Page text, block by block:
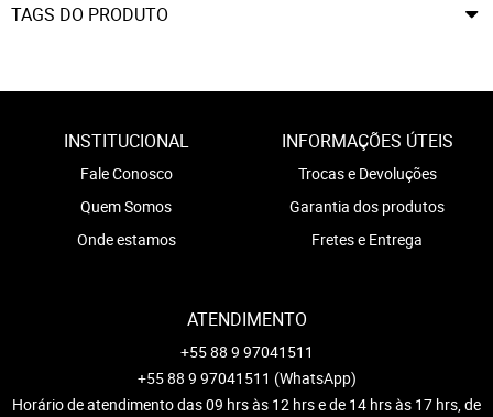
TAGS DO PRODUTO
INSTITUCIONAL
Fale Conosco
Quem Somos
Onde estamos
INFORMAÇÕES ÚTEIS
Trocas e Devoluções
Garantia dos produtos
Fretes e Entrega
ATENDIMENTO
+55 88 9 97041511
+55 88 9 97041511 (WhatsApp)
Horário de atendimento das 09 hrs às 12 hrs e de 14 hrs às 17 hrs, de